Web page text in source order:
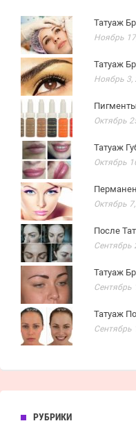
Татуаж
Ноябрь
Татуаж
Ноябрь 3,
Октябрь
Татуаж
Октябрь
Октябрь
После
Сентябрь
Татуаж
Сентябрь
Татуаж
Сентябрь
РУБРИКИ